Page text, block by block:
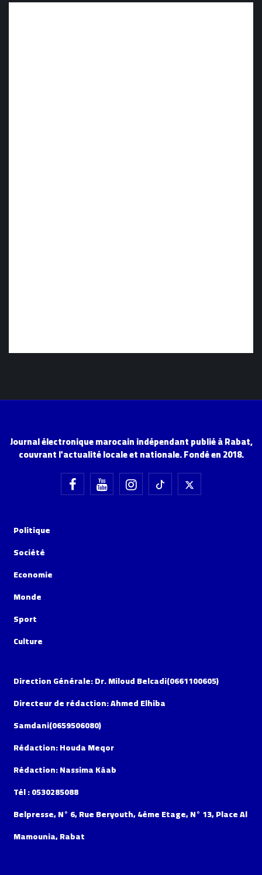
Journal électronique marocain indépendant publié à Rabat,
couvrant l'actualité locale et nationale. Fondé en 2018.
Politique
Société
Economie
Monde
Sport
Culture
Direction Générale: Dr. Miloud Belcadi(0661100605)
Directeur de rédaction: Ahmed Elhiba
Samdani(0659506080)
Rédaction: Houda Meqor
Rédaction: Nassima Kâab
Tél : 0530285088
Belpresse, N° 6, Rue Beryouth, 4éme Etage, N° 13, Place Al
Mamounia, Rabat